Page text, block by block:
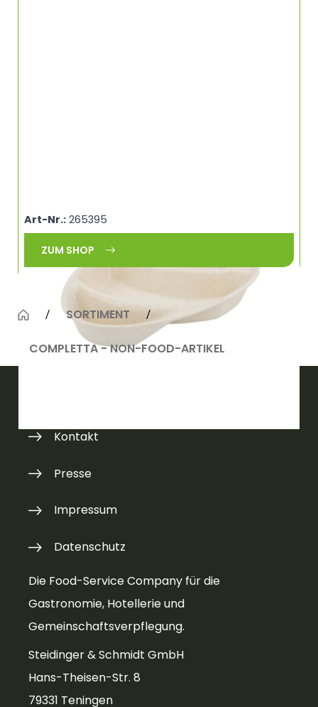
Art-Nr.:265395
ZUM SHOP
SORTIMENT
COMPLETTA - NON-FOOD-ARTIKEL
Die Food-Service Company für die
Gastronomie, Hotellerie und
Gemeinschaftsverpflegung.
Steidinger & Schmidt GmbH
Hans-Theisen-Str. 8
79331 Teningen
Kontakt
Presse
Impressum
Datenschutz